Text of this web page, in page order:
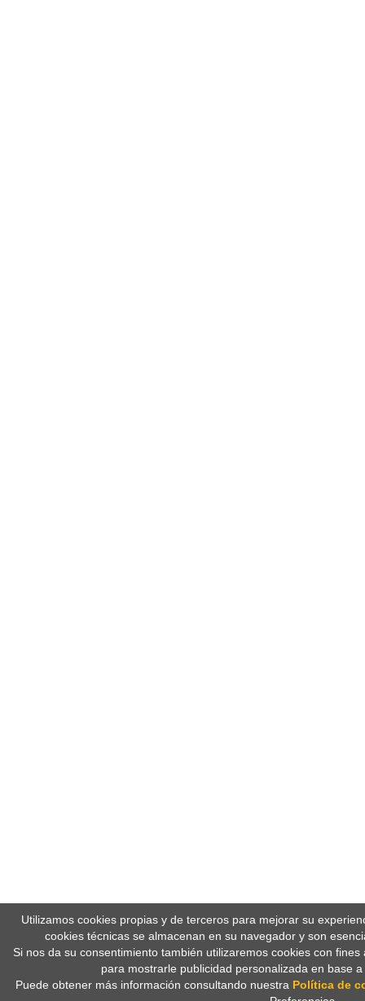
Utilizamos cookies propias y de terceros para mejorar su
cookies técnicas se almacenan en su navegador y son
Si nos da su consentimiento también utilizaremos cookies con
para mostrarle publicidad personalizada en base
Puede obtener más información consultando nuestra Política de